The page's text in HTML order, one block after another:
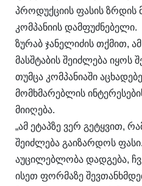
პროდუქციის ფასის ზრდის
კომპანიის დამფუძნებელი.
ზურაბ ჯანელიძის თქმით,
მასშტაბის შეიძლება იყოს
თუმცა კომპანიაში
მომხმარებლის
მიიღება.
„ამ ეტაპზე ვერ გეტყვით,
შეიძლება გაიზარდოს
აუცილებლობა დადგება,
ისეთ ფორმაზე